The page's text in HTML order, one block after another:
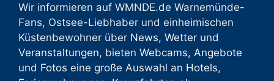
Wir informieren auf WMNDE.de Warnemünde-
Fans, Ostsee-Liebhaber und einheimischen
Küstenbewohner über News, Wetter und
Veranstaltungen, bieten Webcams, Angebote
und Fotos eine große Auswahl an Hotels,